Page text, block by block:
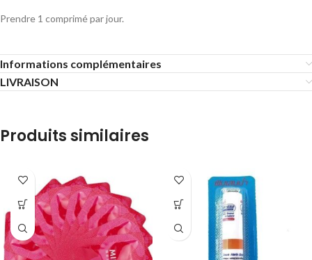
Prendre 1 comprimé par jour.
Informations complémentaires
LIVRAISON
Produits similaires